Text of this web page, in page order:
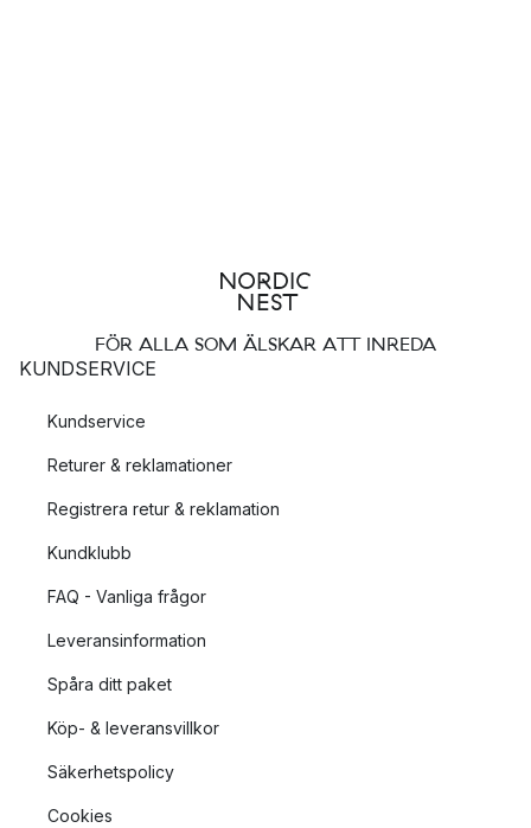
FÖR ALLA SOM ÄLSKAR ATT INREDA
KUNDSERVICE
Kundservice
Returer & reklamationer
Registrera retur & reklamation
Kundklubb
FAQ - Vanliga frågor
Leveransinformation
Spåra ditt paket
Köp- & leveransvillkor
Säkerhetspolicy
Cookies